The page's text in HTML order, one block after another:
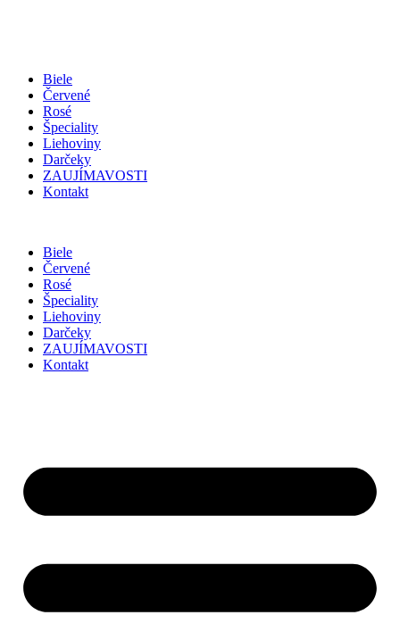
Biele
Červené
Rosé
Špeciality
Liehoviny
Darčeky
ZAUJÍMAVOSTI
Kontakt
Biele
Červené
Rosé
Špeciality
Liehoviny
Darčeky
ZAUJÍMAVOSTI
Kontakt